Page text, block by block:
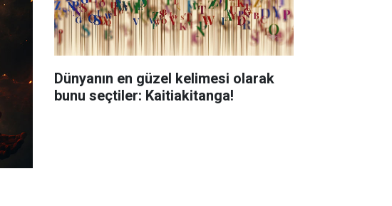
Dünyanın en güzel kelimesi olarak
bunu seçtiler: Kaitiakitanga!